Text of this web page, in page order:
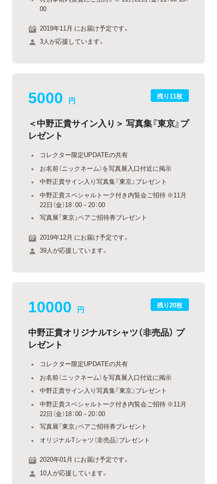
00
2019年11月 にお届け予定です。
3人が応援しています。
残り11枚
5000 円
＜中野正貴サイン入り＞ 写真集『東京』プ
レゼント
コレクター限定UPDATEの共有
お名前（ニックネーム）を写真展入口付近に掲示
中野正貴サイン入り写真集『東京』プレゼント
中野正貴スペシャルトーク付き内覧会ご招待 ※11月
22日（金）18：00－20：00
写真展「東京」ペアご招待券プレゼント
2019年12月 にお届け予定です。
39人が応援しています。
残り20枚
10000 円
中野正貴オリジナルTシャツ（非売品） プ
レゼント
コレクター限定UPDATEの共有
お名前（ニックネーム）を写真展入口付近に掲示
中野正貴サイン入り写真集『東京』プレゼント
中野正貴スペシャルトーク付き内覧会ご招待 ※11月
22日（金）18：00－20：00
写真展「東京」ペアご招待券プレゼント
オリジナルTシャツ（非売品）プレゼント
2020年01月 にお届け予定です。
10人が応援しています。